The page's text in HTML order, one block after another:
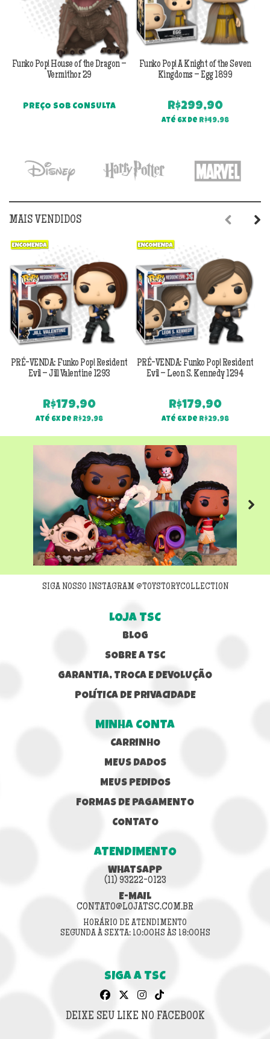
Funko Pop! House of the Dragon –
Vermithor 29
PREÇO SOB CONSULTA
Funko Pop! A Knight of the Seven
Kingdoms – Egg 1899
R$299,90
Até 6x de R$49,98
MAIS VENDIDOS
PRÉ-VENDA: Funko Pop! Resident
Evil – Jill Valentine 1293
R$179,90
Até 6x de R$29,98
PRÉ-VENDA: Funko Pop! Resident
Evil – Leon S. Kennedy 1294
R$179,90
Até 6x de R$29,98
Next
SIGA NOSSO INSTAGRAM @TOYSTORYCOLLECTION
LOJA TSC
BLOG
SOBRE A TSC
GARANTIA, TROCA E DEVOLUÇÃO
POLÍTICA DE PRIVACIDADE
MINHA CONTA
CARRINHO
MEUS DADOS
MEUS PEDIDOS
FORMAS DE PAGAMENTO
CONTATO
ATENDIMENTO
WHATSAPP
(11) 93222-0123
E-MAIL
CONTATO@LOJATSC.COM.BR
HORÁRIO DE ATENDIMENTO
SEGUNDA À SEXTA: 10:00HS ÀS 18:00HS
SIGA A TSC
DEIXE SEU LIKE NO FACEBOOK